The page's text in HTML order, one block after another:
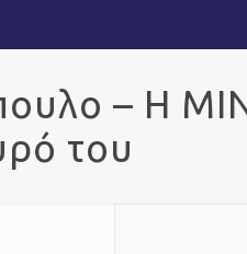
– Η
του